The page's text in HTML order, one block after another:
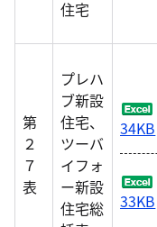
住宅
第
２
７
表
プレハ
ブ新設
住宅、
ツーバ
イフォ
ー新設
住宅総
34KB
33KB